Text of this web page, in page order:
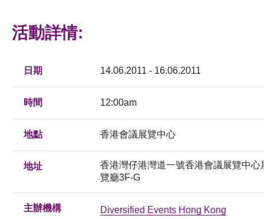
科技分享
活動詳情:
日期 14.06.2011 - 16.06.2011
時間 12:00am
地點 香港會議展覽中心
地址
香港灣仔港灣道一號香港會議展覽中心
覽廳3F-G
主辦機構 Diversified Events Hong Kong